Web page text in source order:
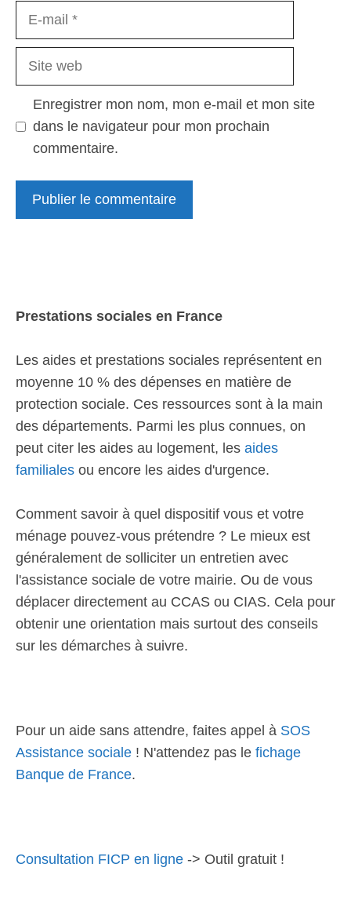
Site
Enregistrer mon nom, mon e-mail et mon site
dans le navigateur pour mon prochain
commentaire.
Prestations sociales en France
Les aides et prestations sociales représentent en
moyenne 10 % des dépenses en matière de
protection sociale. Ces ressources sont à la main
des départements. Parmi les plus connues, on
peut citer les aides au logement, les aides
familiales ou encore les aides d'urgence.
Comment savoir à quel dispositif vous et votre
ménage pouvez-vous prétendre ? Le mieux est
généralement de solliciter un entretien avec
l'assistance sociale de votre mairie. Ou de vous
déplacer directement au CCAS ou CIAS. Cela pour
obtenir une orientation mais surtout des conseils
sur les démarches à suivre.
Pour un aide sans attendre, faites appel à SOS
Assistance sociale ! N'attendez pas le fichage
Banque de France.
Consultation FICP en ligne -> Outil gratuit !